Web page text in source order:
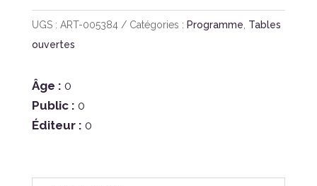
UGS : ART-005384 Catégories : Programme Tables
ouvertes
Âge : 0
Public : 0
Éditeur : 0